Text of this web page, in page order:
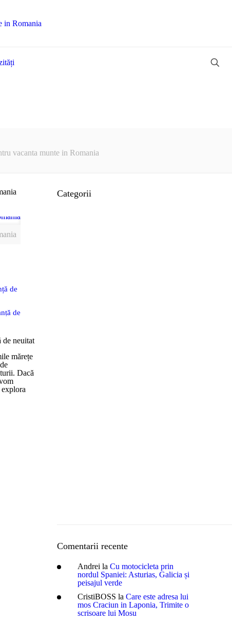
vacanta munte in Romania
de
de
de neuitat
mărețe
Dacă
Categorii
Comentarii recente
Andrei la Cu motocicleta prin
nordul Spaniei: Asturias, Galicia și
peisajul verde
CristiBOSS la Care este adresa lui
mos Craciun in Laponia, Trimite o
scrisoare lui Mosu